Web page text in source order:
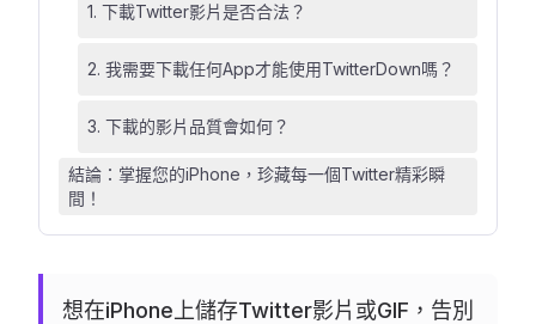
1. 下載Twitter影片是否合法？
2. 我需要下載任何App才能使用TwitterDown嗎？
3. 下載的影片品質會如何？
結論：掌握您的iPhone，珍藏每一個Twitter精彩瞬
間！
想在iPhone上儲存Twitter影片或GIF，告別